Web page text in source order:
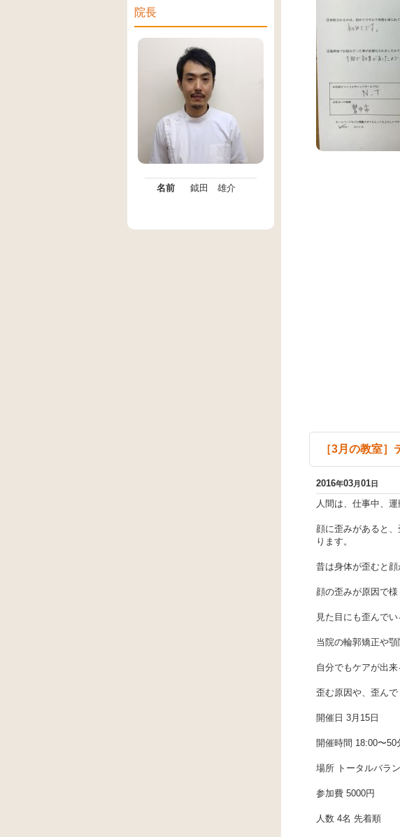
院長
名前 鉞田 雄介
［3月の教室
2016年03月01日
人間は、仕事中、
顔に歪みがあると
ります。
昔は身体が歪むと
顔の歪みが原因で
見た目にも歪んで
当院の輪郭矯正や
自分でもケアが出来
歪む原因や、歪ん
開催日 3月15日
開催時間 18:00〜50
場所 トータルバラ
参加費 5000円
人数 4名 先着順